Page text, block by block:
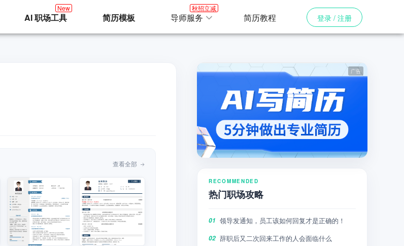
AI 职场工具
New
简历模板 导师服务
秋招立减
简历教程 登录 / 注册
查看全部
RECOMMENDED
热门职场攻略
01 领导发通知，员工该如何回复才是正确的！
02 辞职后又二次回来工作的人会面临什么